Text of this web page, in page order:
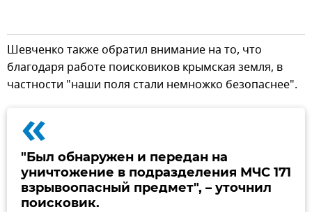
Шевченко также обратил внимание на то, что
благодаря работе поисковиков крымская земля, в
частности "наши поля стали немножко безопаснее".
«
"Был обнаружен и передан на
уничтожение в подразделения МЧС 171
взрывоопасный предмет", – уточнил
поисковик.